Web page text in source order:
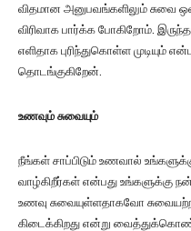
விதமான அனுபவங்களிலும் சுவை
விரிவாக பார்க்க போகிறோம்.
எளிதாக புரிந்துகொள்ள முடியும்
தொடங்குகிறேன்.
உணவும் சுவையும்
நீங்கள் சாப்பிடும் உணவால்
வாழ்கிறீர்கள் என்பது உங்களுக்கு
உணவு சுவையுள்ளதாகவோ
கிடைக்கிறது என்று